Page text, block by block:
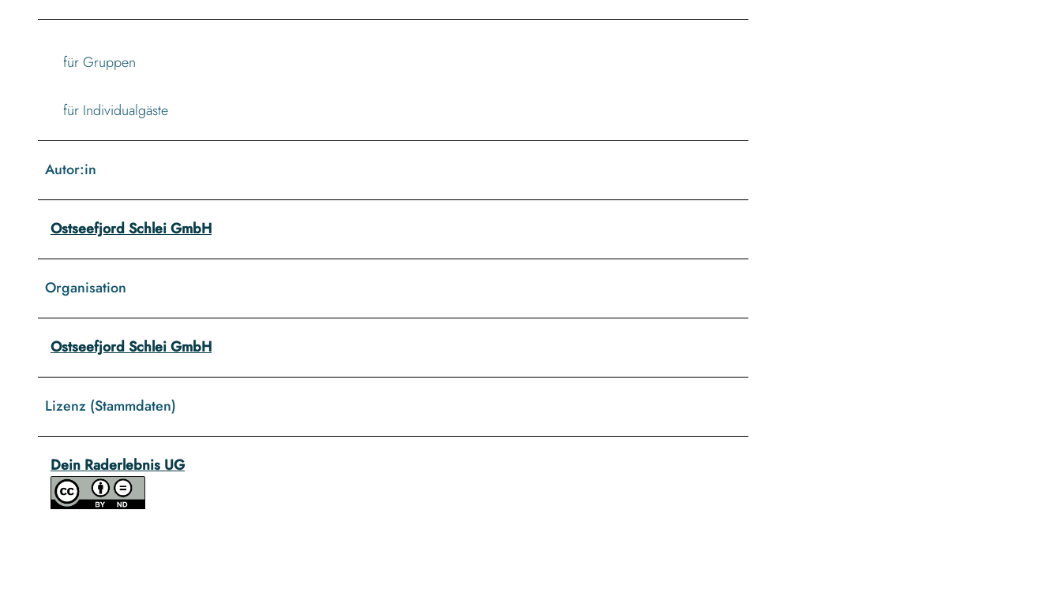
für Gruppen
für Individualgäste
Autor:in
Ostseefjord Schlei GmbH
Organisation
Ostseefjord Schlei GmbH
Lizenz (Stammdaten)
Dein Raderlebnis UG